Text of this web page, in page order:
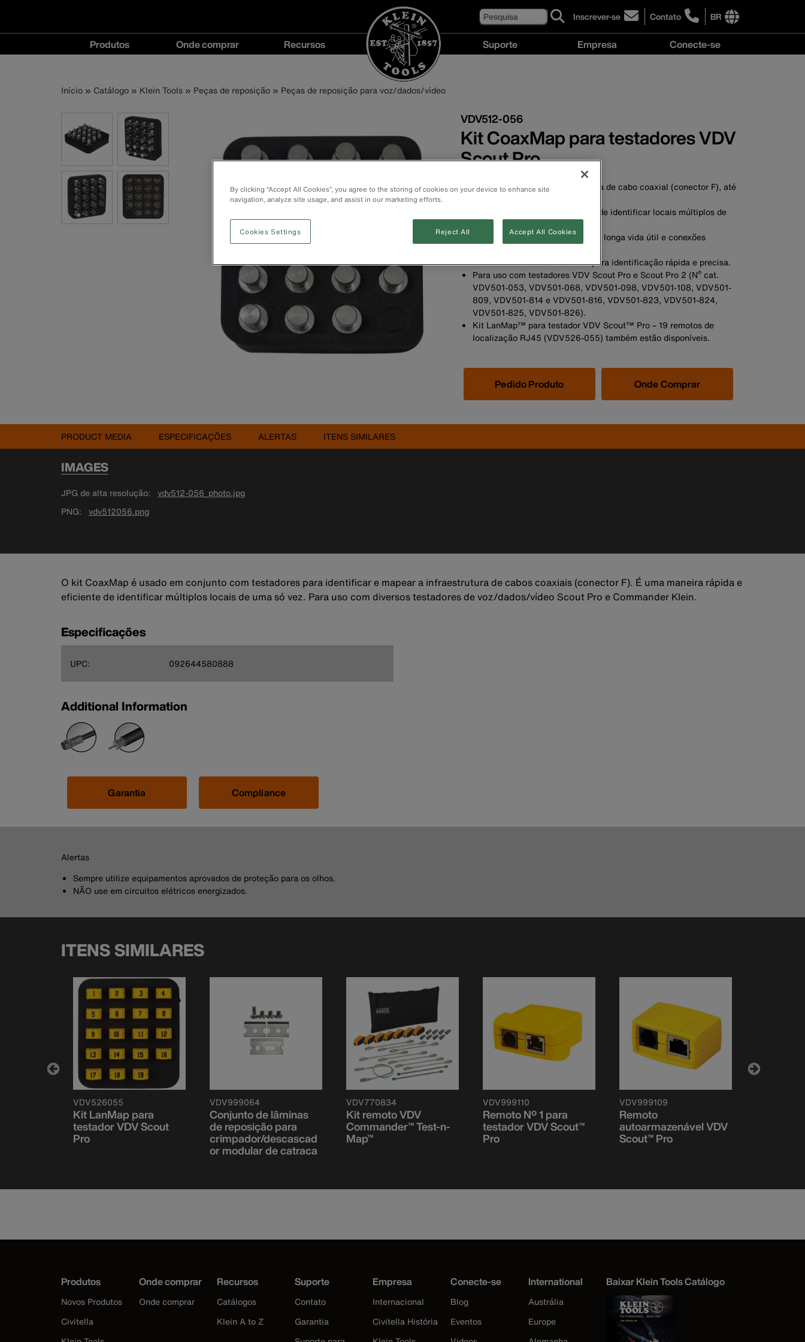
Pesquisa Inscrever-se
click
to
sign-
Contato
click
to
BR
International
site
Navegação
principal
Produtos Onde comprar
menu
Recursos Suporte Empresa Conecte-se
Trilha
de
navegação
Início Catálogo Klein Tools Peças de reposição Peças de reposição para voz/dados/vídeo
VDV512-056
Kit CoaxMap para testadores VDV
Scout Pro
Identifica e mapeia infraestrutura de cabo coaxial (conector F), até
A forma mais rápida e eficiente de identificar locais múltiplos de
Projeto para serviço pesado para longa vida útil e conexões
Remotos numerados de 1 a 19 para identificação rápida e precisa.
Para uso com testadores VDV Scout Pro e Scout Pro 2 (Nº cat.
VDV501-053, VDV501-068, VDV501-098, VDV501-108, VDV501-
809, VDV501-814 e VDV501-816, VDV501-823, VDV501-824,
VDV501-825, VDV501-826).
Kit LanMap™ para testador VDV Scout™ Pro – 19 remotos de
localização RJ45 (VDV526-055) também estão disponíveis.
Pedido Produto Onde Comprar
PRODUCT MEDIA ESPECIFICAÇÕES ALERTAS ITENS SIMILARES
IMAGES
JPG de alta resolução
vdv512-056_photo.jpg
PNG
vdv512056.png
O kit CoaxMap é usado em conjunto com testadores para identificar e mapear a infraestrutura de cabos coaxiais (conector F). É uma maneira rápida e
eficiente de identificar múltiplos locais de uma só vez. Para uso com diversos testadores de voz/dados/vídeo Scout Pro e Commander Klein.
Especificações
UPC: 092644580888
Additional Information
Garantia Compliance
Alertas
Sempre utilize equipamentos aprovados de proteção para os olhos.
NÃO use em circuitos elétricos energizados.
ITENS SIMILARES
VDV526055
Kit LanMap para
testador VDV Scout
Pro
VDV999064
Conjunto de lâminas
de reposição para
crimpador/descascad
or modular de catraca
VDV770834
Kit remoto VDV
Commander™ Test-n-
Map™
VDV999110
Remoto Nº 1 para
testador VDV Scout™
Pro
VDV999109
Remoto
autoarmazenável VDV
Scout™ Pro
Produtos
Novos Produtos
Civitella
Onde comprar
Onde comprar
Recursos
Catálogos
Klein A to Z
Suporte
Contato
Garantia
Empresa
Internacional
Civitella História
Conecte-se
Blog
Eventos
International
Austrália
Europe
Baixar Klein Tools Catálogo
By clicking “Accept All Cookies”, you agree to the storing of cookies on your device to enhance site
navigation, analyze site usage, and assist in our marketing efforts.
Cookies Settings Reject All Accept All Cookies